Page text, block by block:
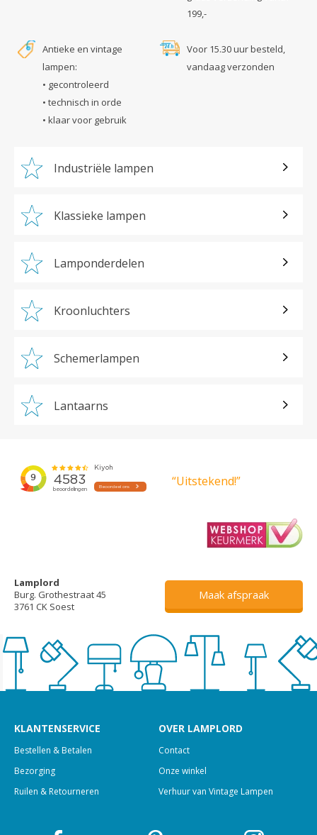
199,-
Antieke en vintage
lampen:
• gecontroleerd
• technisch in orde
• klaar voor gebruik
Voor 15.30 uur besteld,
vandaag verzonden
Industriële lampen
Klassieke lampen
Lamponderdelen
Kroonluchters
Schemerlampen
Lantaarns
“Uitstekend!”
Lamplord
Burg. Grothestraat 45
3761 CK Soest
Maak afspraak
KLANTENSERVICE
Bestellen & Betalen
Bezorging
Ruilen & Retourneren
OVER LAMPLORD
Contact
Onze winkel
Verhuur van Vintage Lampen